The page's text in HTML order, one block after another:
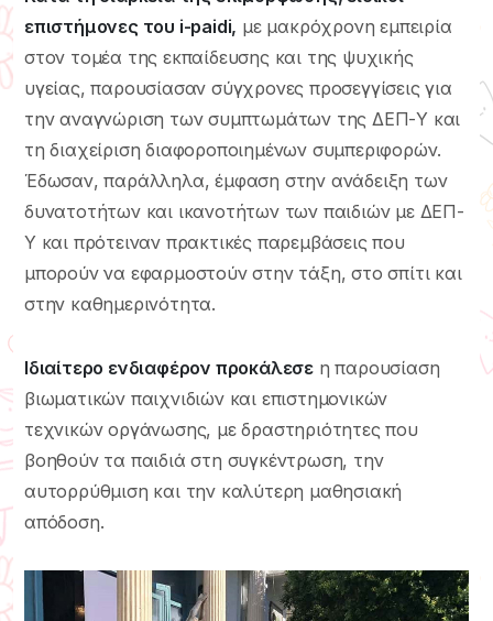
επιστήμονες του i-paidi, με μακρόχρονη εμπειρία
στον τομέα της εκπαίδευσης και της ψυχικής
υγείας, παρουσίασαν σύγχρονες προσεγγίσεις για
την αναγνώριση των συμπτωμάτων της ΔΕΠ-Υ και
τη διαχείριση διαφοροποιημένων συμπεριφορών.
Έδωσαν, παράλληλα, έμφαση στην ανάδειξη των
δυνατοτήτων και ικανοτήτων των παιδιών με ΔΕΠ-
Υ και πρότειναν πρακτικές παρεμβάσεις που
μπορούν να εφαρμοστούν στην τάξη, στο σπίτι και
στην καθημερινότητα.
Ιδιαίτερο ενδιαφέρον προκάλεσε η παρουσίαση
βιωματικών παιχνιδιών και επιστημονικών
τεχνικών οργάνωσης, με δραστηριότητες που
βοηθούν τα παιδιά στη συγκέντρωση, την
αυτορρύθμιση και την καλύτερη μαθησιακή
απόδοση.